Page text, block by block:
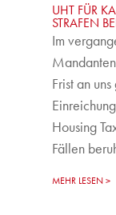
UHT FÜR
STRAFEN
Im
Frist an
Housing
Fällen
MEHR LESEN